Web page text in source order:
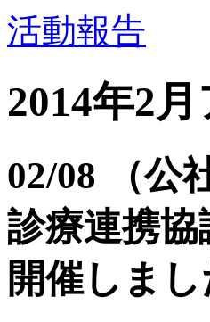
活動報告
2014年2
02/08 （公
診療連携
開催しまし